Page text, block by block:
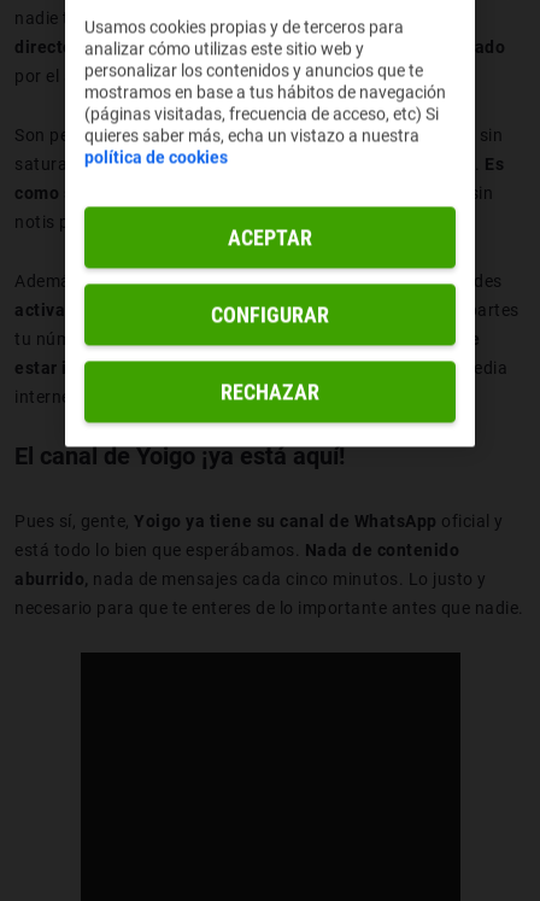
nadie te ve, nadie te escribe,
solo recibes contenido útil y
directo
. Tú no escribes, solorecibes contenido seleccionado
por el admin.
Son perfectos paraseguir marcas o mediosque te molan sin
saturarte de notificaciones absurdas o dramas familiares. Es
como seguir a tu influencer fav,
pero en modo sigiloso y sin
notis pesadas.
Además, están pensados para que tú controles todo. Puedes
activar o silenciar avisos, salir cuando quieras y no compartes
tu número con nadie. Básicamente,
una forma muy top de
estar informadosin tener que ir abriendo pestañas por media
internet.
El canal de Yoigo ¡ya está aquí!
Pues sí, gente, Yoigo ya tiene su canal de WhatsApp oficial y
está todo lo bien que esperábamos. Nada de contenido
aburrido, nada de mensajes cada cinco minutos. Lo justo y
necesario para que te enteres de lo importante antes que nadie.
Usamos cookies propias y de terceros para
analizar cómo utilizas este sitio web y
personalizar los contenidos y anuncios que te
mostramos en base a tus hábitos de navegación
(páginas visitadas, frecuencia de acceso, etc) Si
quieres saber más, echa un vistazo a nuestra
política de cookies
RECHAZAR
ACEPTAR
CONFIGURAR